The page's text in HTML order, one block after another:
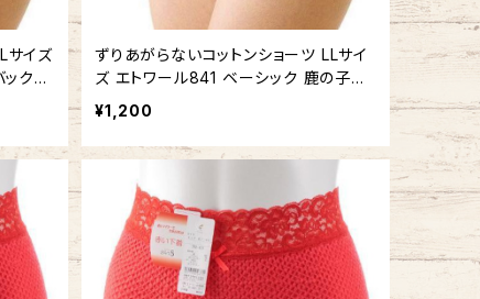
サイズ
ク
ずりあがらないコットンショーツ LLサイ
ズ エトワール841 ベーシック 鹿の子編
み
¥1,200